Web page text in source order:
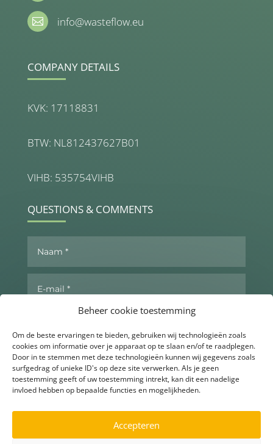
Beheer cookie toestemming
Om de beste ervaringen te bieden, gebruiken wij technologieën zoals
cookies om informatie over je apparaat op te slaan en/of te raadplegen.
Door in te stemmen met deze technologieën kunnen wij gegevens zoals
surfgedrag of unieke ID's op deze site verwerken. Als je geen
toestemming geeft of uw toestemming intrekt, kan dit een nadelige
invloed hebben op bepaalde functies en mogelijkheden.
Accepteren
 info@wasteflow.eu
COMPANY DETAILS
KVK: 17118831
BTW: NL812437627B01
VIHB: 535754VIHB
QUESTIONS & COMMENTS